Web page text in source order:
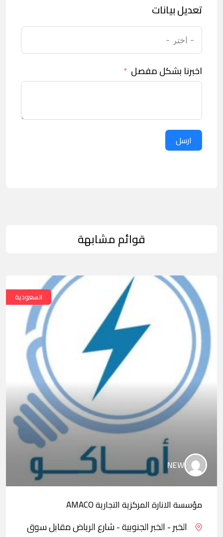
تعديل بيانات
اخبرنا بشكل مفصل
ارسل
قوائم مشابهة
السعودية
NEW
مؤسسة الانارة المركزية التجارية AMACO
الخبر - الخبر الجنوبية - شارع الرياض مقابل سوق